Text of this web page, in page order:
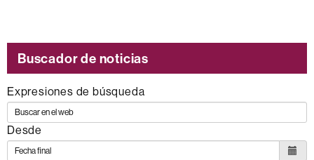
Buscador de noticias
Expresiones de búsqueda
Desde